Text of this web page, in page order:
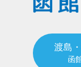
渡島
函